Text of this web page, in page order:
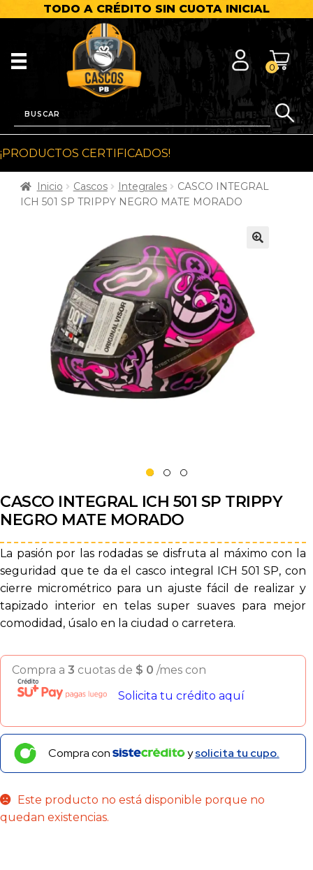
TODO A CRÉDITO SIN CUOTA INICIAL
0
¡PRODUCTOS CERTIFICADOS!
Inicio Cascos Integrales
CASCO INTEGRAL
ICH 501 SP TRIPPY NEGRO MATE MORADO
CASCO INTEGRAL ICH 501 SP TRIPPY
NEGRO MATE MORADO
La pasión por las rodadas se disfruta al máximo con la
seguridad que te da el casco integral ICH 501 SP, con
cierre micrométrico para un ajuste fácil de realizar y
tapizado interior en telas super suaves para mejor
comodidad, úsalo en la ciudad o carretera.
Compra a 3 cuotas de $ 0 /mes con
Solicita tu crédito aquí
Compra con ysolicita tu cupo.
Este producto no está disponible porque no
quedan existencias.